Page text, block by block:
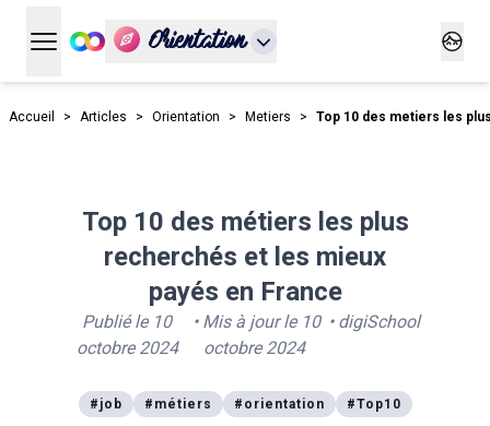
Ouvrir le menu principal
Orientation
Accueil > Articles > Orientation > Metiers > Top 10 des metiers les
Top 10 des métiers les plus
recherchés et les mieux
payés en France
Publié le 10
octobre 2024
• Mis à jour le 10
octobre 2024
• digiSchool
# job # métiers # orientation #Top10